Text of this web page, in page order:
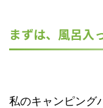
まずは、風呂入
私のキャンピング